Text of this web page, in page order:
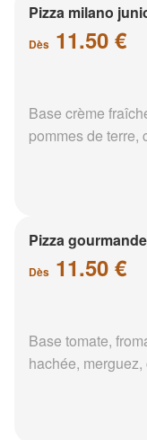
Pizza milano
Dès 11.50 €
Base crème
pommes de terre,
Pizza
Dès 11.50 €
Base tomate,
hachée,